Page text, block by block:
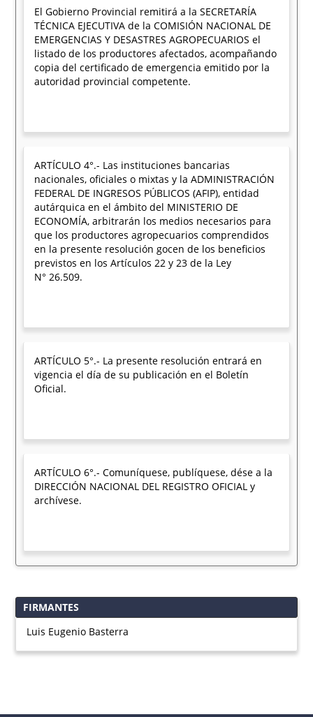
El Gobierno Provincial remitirá a la SECRETARÍA
TÉCNICA EJECUTIVA de la COMISIÓN NACIONAL DE
EMERGENCIAS Y DESASTRES AGROPECUARIOS el
listado de los productores afectados, acompañando
copia del certificado de emergencia emitido por la
autoridad provincial competente.
ARTÍCULO 4°.- Las instituciones bancarias
nacionales, oficiales o mixtas y la ADMINISTRACIÓN
FEDERAL DE INGRESOS PÚBLICOS (AFIP), entidad
autárquica en el ámbito del MINISTERIO DE
ECONOMÍA, arbitrarán los medios necesarios para
que los productores agropecuarios comprendidos
en la presente resolución gocen de los beneficios
previstos en los Artículos 22 y 23 de la Ley
N° 26.509.
ARTÍCULO 5°.- La presente resolución entrará en
vigencia el día de su publicación en el Boletín
Oficial.
ARTÍCULO 6°.- Comuníquese, publíquese, dése a la
DIRECCIÓN NACIONAL DEL REGISTRO OFICIAL y
archívese.
FIRMANTES
Luis Eugenio Basterra